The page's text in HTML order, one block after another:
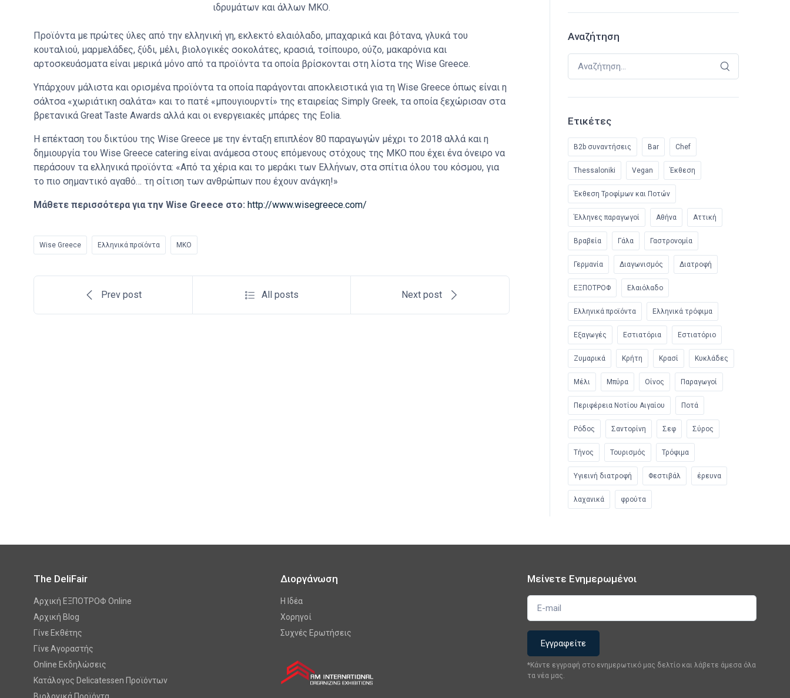
ιδρυμάτων και άλλων ΜΚΟ.
Προϊόντα με πρώτες ύλες από την ελληνική γη, εκλεκτό ελαιόλαδο, μπαχαρικά και βότανα, γλυκά του
κουταλιού, μαρμελάδες, ξύδι, μέλι, βιολογικές σοκολάτες, κρασιά, τσίπουρο, ούζο, μακαρόνια και
αρτοσκευάσματα είναι μερικά μόνο από τα προϊόντα τα οποία βρίσκονται στη λίστα της Wise Greece.
Υπάρχουν μάλιστα και ορισμένα προϊόντα τα οποία παράγονται αποκλειστικά για τη Wise Greece όπως είναι η
σάλτσα «χωριάτικη σαλάτα» και το πατέ «μπουγιουρντί» της εταιρείας Simply Greek, τα οποία ξεχώρισαν στα
βρετανικά Great Taste Awards αλλά και οι ενεργειακές μπάρες της Eolia.
Η επέκταση του δικτύου της Wise Greece με την ένταξη επιπλέον 80 παραγωγών μέχρι το 2018 αλλά και η
δημιουργία του Wise Greece catering είναι ανάμεσα στους επόμενους στόχους της ΜΚΟ που έχει ένα όνειρο να
περάσουν τα ελληνικά προϊόντα: «Από τα χέρια και το μεράκι των Ελλήνων, στα σπίτια όλου του κόσμου, για
το πιο σημαντικό αγαθό… τη σίτιση των ανθρώπων που έχουν ανάγκη!»
Μάθετε περισσότερα για την Wise Greece στο: http://www.wisegreece.com/
Wise Greece Ελληνικά προϊόντα ΜΚΟ
Prev post All posts Next post
Αναζήτηση
Αναζήτηση για:
Ετικέτες
B2b συναντήσεις Bar Chef
Thessaloniki Vegan Έκθεση
Έκθεση Τροφίμων και Ποτών
Έλληνες παραγωγοί Αθήνα Αττική
Βραβεία Γάλα Γαστρονομία
Γερμανία Διαγωνισμός Διατροφή
ΕΞΠΟΤΡΟΦ Ελαιόλαδο
Ελληνικά προϊόντα Ελληνικά τρόφιμα
Εξαγωγές Εστιατόρια Εστιατόριο
Ζυμαρικά Κρήτη Κρασί Κυκλάδες
Μέλι Μπύρα Οίνος Παραγωγοί
Περιφέρεια Νοτίου Αιγαίου Ποτά
Ρόδος Σαντορίνη Σεφ Σύρος
Τήνος Τουρισμός Τρόφιμα
Υγιεινή διατροφή Φεστιβάλ έρευνα
λαχανικά φρούτα
The DeliFair
Αρχική ΕΞΠΟΤΡΟΦ Online
Αρχική Blog
Γίνε Εκθέτης
Γίνε Αγοραστής
Online Εκδηλώσεις
Κατάλογος Delicatessen Προϊόντων
Βιολογικά Προϊόντα
Διοργάνωση
Η Ιδέα
Χορηγοί
Συχνές Ερωτήσεις
Μείνετε Ενημερωμένοι
*Κάντε εγγραφή στο ενημερωτικό μας δελτίο και λάβετε άμεσα όλα
τα νέα μας.